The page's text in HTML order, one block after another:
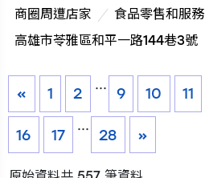
商圈周遭店家
食品零售和服務
高雄市苓雅區和平一路144巷3號
« 1 2
...
9 10 11
16 17
...
28 »